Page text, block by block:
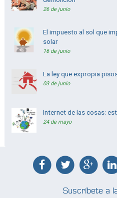
26 de junio
El impuesto al sol que
solar
16 de junio
La ley que expropia
03 de junio
Internet de las cosas:
24 de mayo
Suscríbete a